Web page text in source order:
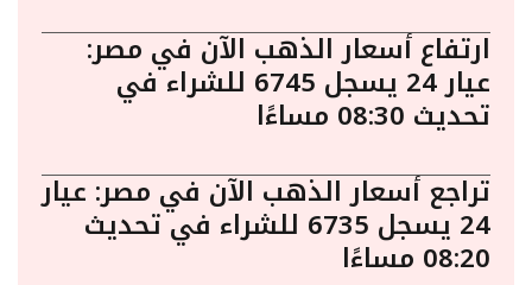
ارتفاع أسعار الذهب الآن في مصر:
عيار 24 يسجل 6745 للشراء في
تحديث 08:30 مساءًا
تراجع أسعار الذهب الآن في مصر: عيار
24 يسجل 6735 للشراء في تحديث
08:20 مساءًا